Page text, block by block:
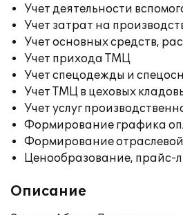
Учет деятельности
Учет затрат на
Учет основных средств,
Учет прихода ТМЦ
Учет спецодежды и
Учет ТМЦ в цеховых
Учет услуг
Формирование графика
Формирование отраслевой
Ценообразование, прайс-
Описание